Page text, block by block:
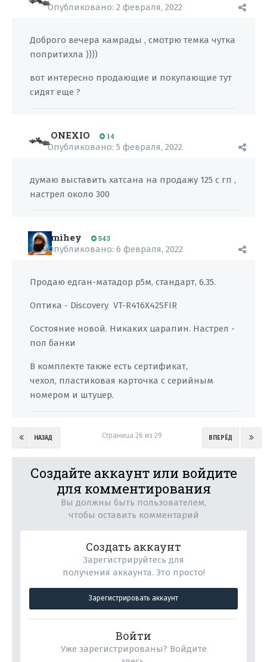
Опубликовано: 2 февраля, 2022
Доброго вечера камрады , смотрю темка чутка
попритихла ))))
вот интересно продающие и покупающие тут
сидят еще ?
ONEXIO 14
Опубликовано: 5 февраля, 2022
думаю выставить хатсана на продажу 125 с гп ,
настрел около 300
mihey 543
Опубликовано: 6 февраля, 2022
Продаю едган-матадор р5м, стандарт, 6.35.
Оптика - Discovery VT-R416X42SFIR
Состояние новой. Никаких царапин. Настрел -
пол банки
В комплекте также есть сертификат,
чехол, пластиковая карточка с серийным
номером и штуцер.
НАЗАД ВПЕРЁД
Страница 26 из 29
Создайте аккаунт или войдите
для комментирования
Вы должны быть пользователем,
чтобы оставить комментарий
Создать аккаунт
Зарегистрируйтесь для
получения аккаунта. Это просто!
Зарегистрировать аккаунт
Войти
Уже зарегистрированы? Войдите